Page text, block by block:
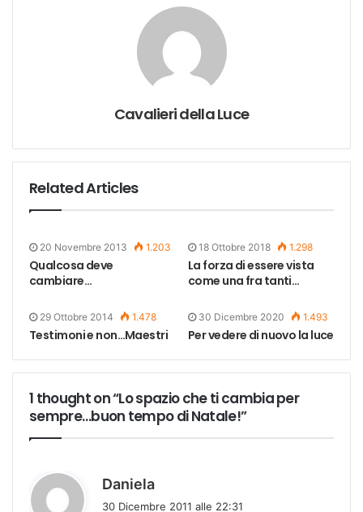
Cavalieri della Luce
Related Articles
20 Novembre 2013 1.203
Qualcosa deve
cambiare…
18 Ottobre 2018 1.298
La forza di essere vista
come una fra tanti…
29 Ottobre 2014 1.478
Testimoni e non…Maestri
30 Dicembre 2020 1.493
Per vedere di nuovo la luce
1 thought on “Lo spazio che ti cambia per
sempre…buon tempo di Natale!”
Daniela
30 Dicembre 2011 alle 22:31